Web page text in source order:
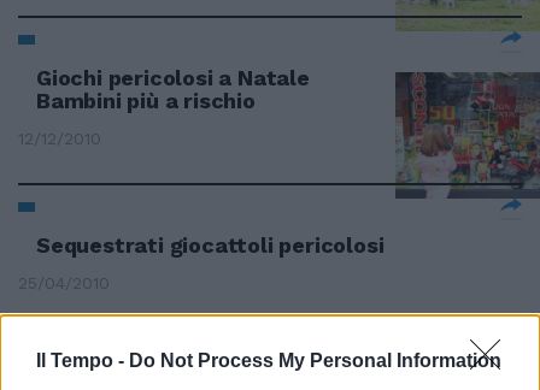
Il Tempo - Do Not Process My Personal Information
Giochi pericolosi a Natale
Bambini più a rischio
12/12/2010
Sequestrati giocattoli pericolosi
25/04/2010